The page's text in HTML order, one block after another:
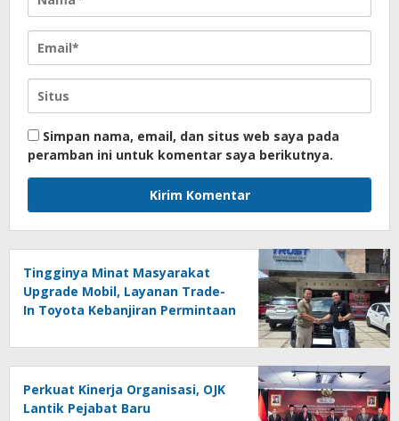
Simpan nama, email, dan situs web saya pada
peramban ini untuk komentar saya berikutnya.
Tingginya Minat Masyarakat
Upgrade Mobil, Layanan Trade-
In Toyota Kebanjiran Permintaan
Perkuat Kinerja Organisasi, OJK
Lantik Pejabat Baru